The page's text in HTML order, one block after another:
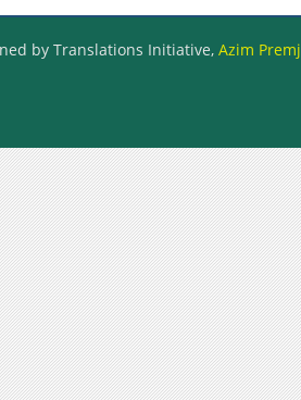
by Translations Initiative, Azim